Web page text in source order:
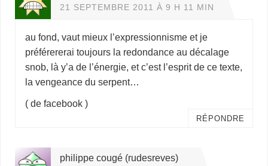
21 SEPTEMBRE 2011 À 9 H 11 MIN
au fond, vaut mieux l’expressionnisme et je
préférererai toujours la redondance au décalage
snob, là y’a de l’énergie, et c’est l’esprit de ce texte,
la vengeance du serpent…
( de facebook )
RÉPONDRE
philippe cougé (rudesreves)